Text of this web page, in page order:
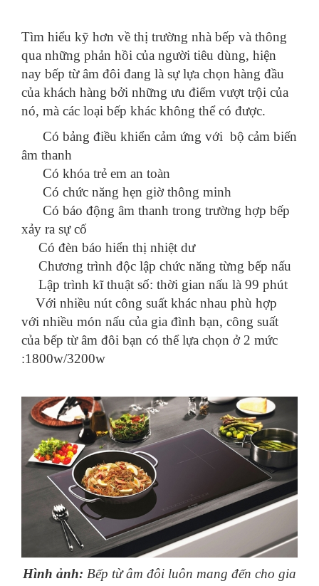
Tìm hiểu kỹ hơn về thị trường nhà bếp và thông
qua những phản hồi của người tiêu dùng, hiện
nay bếp từ âm đôi đang là sự lựa chọn hàng đầu
của khách hàng bởi những ưu điểm vượt trội của
nó, mà các loại bếp khác không thể có được.
Có bảng điều khiển cảm ứng với bộ cảm biến
âm thanh
Có khóa trẻ em an toàn
Có chức năng hẹn giờ thông minh
Có báo động âm thanh trong trường hợp bếp
xảy ra sự cố
Có đèn báo hiển thị nhiệt dư
Chương trình độc lập chức năng từng bếp nấu
Lập trình kĩ thuật số: thời gian nấu là 99 phút
Với nhiều nút công suất khác nhau phù hợp
với nhiều món nấu của gia đình bạn, công suất
của bếp từ âm đôi bạn có thể lựa chọn ở 2 mức
:1800w/3200w
Hình ảnh: Bếp từ âm đôi luôn mang đến cho gia